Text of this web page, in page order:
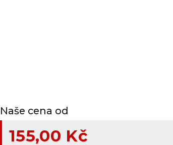
Naše cena od
155,00 Kč